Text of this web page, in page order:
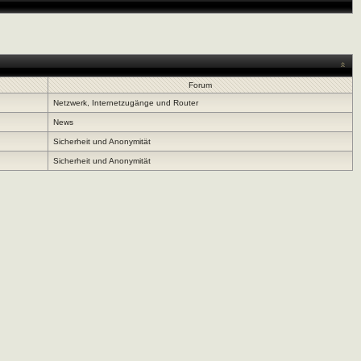
Forum
Netzwerk, Internetzugänge und Router
News
Sicherheit und Anonymität
Sicherheit und Anonymität